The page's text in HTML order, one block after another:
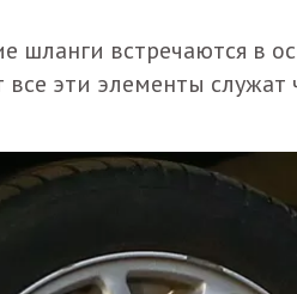
шланги встречаются в
эти элементы служат